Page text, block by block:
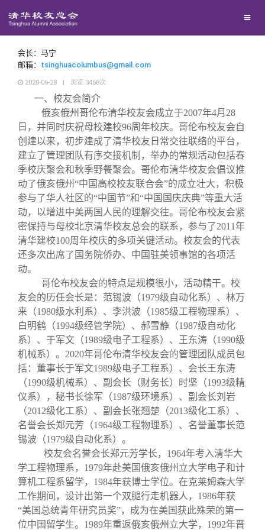
回馈母校
捐赠项目
捐赠新闻
捐赠纪事
捐赠方法
媒体平台
《清华校友通讯》
《水木清华》
我要订阅
百年清华
清华人物
清华故事
校友文苑
校友讲坛
校友视界
校友服务
终身学习
三创大赛
实用信息
校友总会
会长致辞
总会章程
理事会名单
制度法规
联系我们
会长：马宁
邮箱： tsinghuacolumbus@gmail.com
2020-06-28 | 浏览 3468次
一、校友会简介
俄亥俄州哥伦布清华校友会成立于2007年4月28
日，并同时庆祝母校建校96周年校庆。哥伦布校友会自
创建以来，初步建成了清华校友日常交往联络的平台，
建立了管理团队有序交接机制，举办的常规活动包括春
季校庆聚会和秋季野餐聚会。哥伦布清华校友会倡议推
动了俄亥俄州“中国高校校友联合会”的成立壮大，积极
参与了华人社区的“中国节”和“中国国庆庆典”等重大活
动，以增进中美两国人民的理解交往。哥伦布校友会紧
密保持与母校北京清华校友总会的联系，参与了2011年
清华建校100周年校庆的多项关键活动。校友会的代表
还多次出席了国务院侨办、中国驻美领事馆的各项活
动。
哥伦布校友会的特点是规模很小，活动精干。校
友会的历任会长是：范锡波（1979级自动化系）、林万
来（1980级水利系）、李洪波（1985级工程物理系）、
白明鹤（1994级经管学院）、郝雪静（1987级自动化
系）、于军文（1989级电子工程系）、王东涛（1990级
机械系）。2020年哥伦布清华校友会的管理团队成员包
括：董事长于军文1989级电子工程系）、会长王东涛
（1990级机械系）、副会长（财务长）时坚（1993级精
仪系），秘书长徐军（1987级环境系）、副会长刘岩
（2012级化工系）、副会长张翘楚（2013级化工系）、
名誉会长郑元芳（1964级工程物理系）、名誉董事长范
锡波（1979级自动化系）。
校友会名誉会长郑元芳学长，1964年考入清华大
学工程物理系，1979年赴美国俄亥俄州立大学电子和计
算机工程系留学，1984年获博士学位。在克莱姆森大学
工作期间，设计出第一个双腿行走机器人，1986年获
“美国总统青年研究员奖”，成为在美国获此殊荣的第一
位中国留学生。1989年重返俄亥俄州立大学，1992年晋